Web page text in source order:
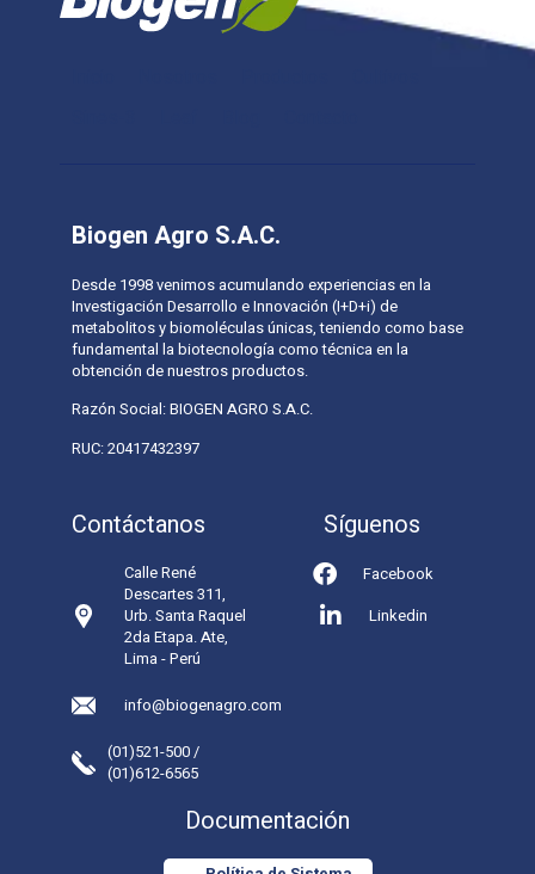
Biogen Agro S.A.C.
Desde 1998 venimos acumulando experiencias en la
Investigación Desarrollo e Innovación (I+D+i) de
metabolitos y biomoléculas únicas, teniendo como base
fundamental la biotecnología como técnica en la
obtención de nuestros productos.
Razón Social: BIOGEN AGRO S.A.C.
RUC: 20417432397
Contáctanos
Calle René
Descartes 311,
Urb. Santa Raquel
2da Etapa. Ate,
Lima - Perú
info@biogenagro.com
(01)521-500 /
(01)612-6565
Síguenos
Facebook
Linkedin
Documentación